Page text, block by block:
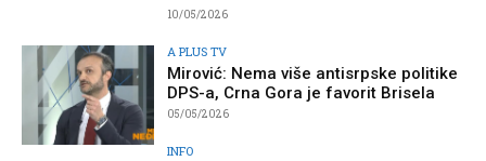
10/05/2026
A PLUS TV
Mirović: Nema više antisrpske politike
DPS-a, Crna Gora je favorit Brisela
05/05/2026
INFO